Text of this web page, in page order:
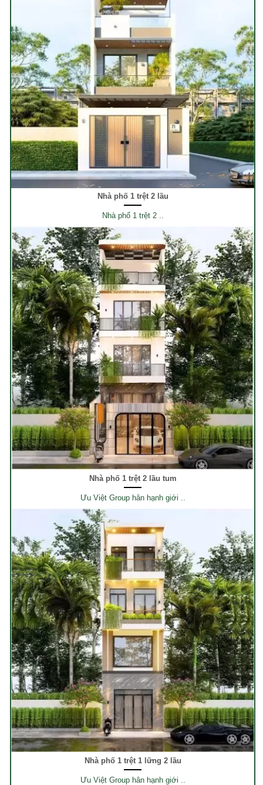
Nhà phố 1 trệt 2 lầu
Nhà phố 1 trệt 2 ..
Nhà phố 1 trệt 2 lầu tum
Ưu Việt Group hân hạnh giới ..
Nhà phố 1 trệt 1 lững 2 lầu
Ưu Việt Group hân hạnh giới ..